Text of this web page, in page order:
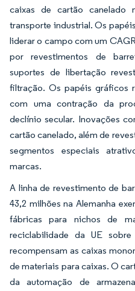
caixas de cartão canelado
transporte industrial. Os
liderar o campo com um
por revestimentos de
suportes de libertação
filtração. Os papéis gráficos
com uma contração da
declínio secular. Inovações
cartão canelado, além de
segmentos especiais
marcas.
A linha de revestimento de
43,2 milhões na Alemanha
fábricas para nichos de
reciclabilidade da UE
recompensam as caixas
de materiais para caixas. O
da automação de